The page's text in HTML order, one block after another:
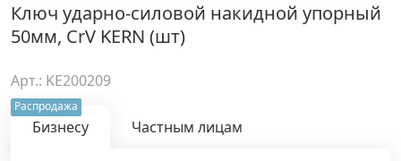
Распродажа
Уценка
Анкерная техника
Ключ ударно-силовой накидной упорный
50мм, CrV KERN (шт)
Арт.: KE200209
Распродажа
Бизнесу Частным лицам